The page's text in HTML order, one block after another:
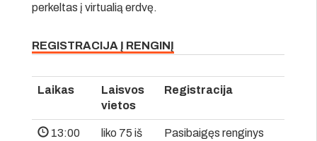
perkeltas į virtualią erdvę.
REGISTRACIJA Į RENGINĮ
Laikas
Laisvos
vietos
Registracija
13:00
liko 75 iš
Pasibaigęs renginys